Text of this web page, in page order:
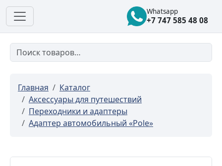
Whatsapp
+7 747 585 48 08
Главная
Каталог
Аксессуары для путешествий
Переходники и адаптеры
Адаптер автомобильный «Pole»